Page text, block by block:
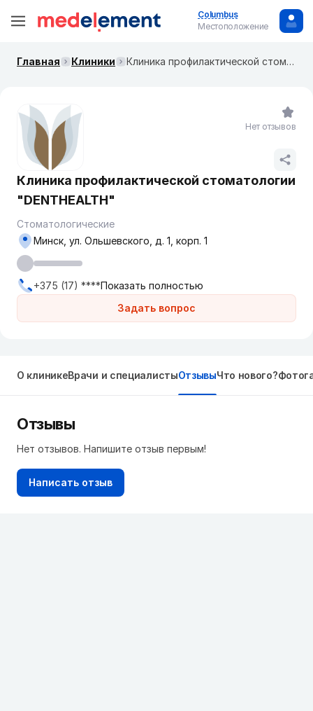
Columbus
Местоположение
Главная Клиники Клиника профилактической стоматологии "DENTHEALTH"
Клиника профилактической стоматологии
"DENTHEALTH"
Стоматологические
Задать вопрос
Минск, ул. Ольшевского, д. 1, корп. 1
+375 (17) ****Показать полностью
Нет отзывов
О клиникеВрачи и специалистыОтзывыЧто нового?
Отзывы
Нет отзывов. Напишите отзыв первым!
Написать отзыв